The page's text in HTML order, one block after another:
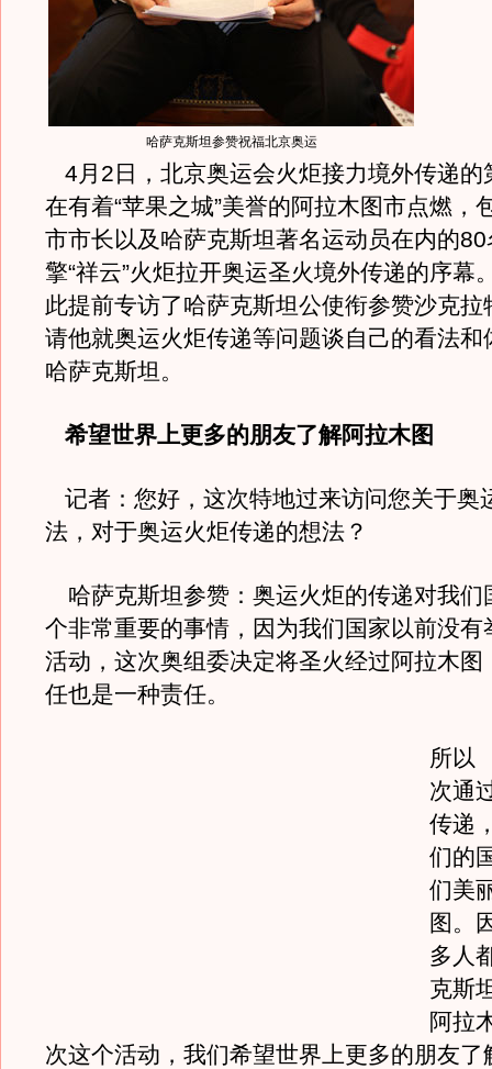
哈萨克斯坦参赞祝福北京奥运
4月2日，北京奥运会火炬接力境外传递的
在有着“苹果之城”美誉的阿拉木图市点燃，
市市长以及哈萨克斯坦著名运动员在内的
擎“祥云”火炬拉开奥运圣火境外传递的序幕
此提前专访了哈萨克斯坦公使衔参赞沙克拉
请他就奥运火炬传递等问题谈自己的看法和
哈萨克斯坦。
希望世界上更多的朋友了解阿拉木图
记者：您好，这次特地过来访问您关于奥
法，对于奥运火炬传递的想法？
哈萨克斯坦参赞：奥运火炬的传递对我们
个非常重要的事情，因为我们国家以前没有
活动，这次奥组委决定将圣火经过阿拉木图
任也是一种责任。
所以
次通
传递
们的
们美
图。
多人
克斯
阿拉
次这个活动，我们希望世界上更多的朋友了